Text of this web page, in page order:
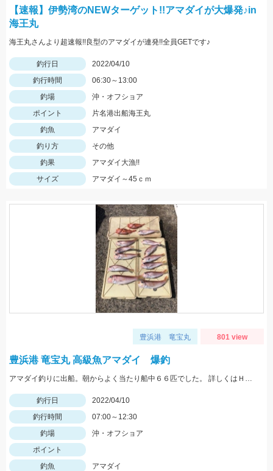
【速報】伊勢湾のNEWターゲット!!アマダイが大爆発♪in
海王丸
海王丸さんより超速報!!良型のアマダイが連発!!全員GETです♪
釣行日
2022/04/10
釣行時間
06:30～13:00
釣場
沖・オフショア
ポイント
片名港出船海王丸
釣魚
アマダイ
釣り方
その他
釣果
アマダイ大漁!!
サイズ
アマダイ～45ｃｍ
豊浜港 竜宝丸 801 view
豊浜港 竜宝丸 高級魚アマダイ 爆釣
アマダイ釣りに出船。朝からよく当たり船中６６匹でした。 詳しくはＨＰで。
釣行日
2022/04/10
釣行時間
07:00～12:30
釣場
沖・オフショア
ポイント
釣魚
アマダイ